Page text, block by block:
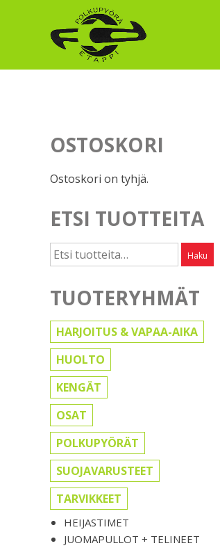
OSTOSKORI
Ostoskori on tyhjä.
ETSI TUOTTEITA
Etsi: Haku
TUOTERYHMÄT
HARJOITUS & VAPAA-AIKA
HUOLTO
KENGÄT
OSAT
POLKUPYÖRÄT
SUOJAVARUSTEET
TARVIKKEET
HEIJASTIMET
JUOMAPULLOT + TELINEET